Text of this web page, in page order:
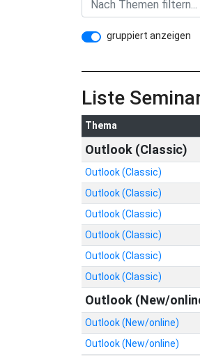
gruppiert anzeigen
Liste
Thema
Outlook (Classic)
Outlook (Classic)
Outlook (Classic)
Outlook (Classic)
Outlook (Classic)
Outlook (Classic)
Outlook (Classic)
Outlook (New/
Outlook (New/online)
Outlook (New/online)